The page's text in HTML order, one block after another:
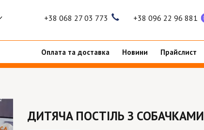
+38 068 27 03 773 +38 096 22 96 881
Оплата та доставка Новини Прайслист
ДИТЯЧА ПОСТІЛЬ З СОБАЧКАМИ